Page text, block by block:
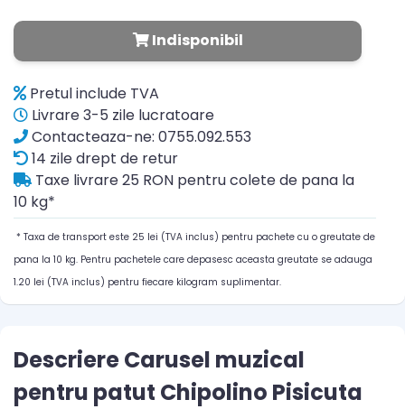
Indisponibil
Pretul include TVA
Livrare 3-5 zile lucratoare
Contacteaza-ne: 0755.092.553
14 zile drept de retur
Taxe livrare 25 RON pentru colete de pana la
10 kg*
* Taxa de transport este 25 lei (TVA inclus) pentru pachete cu o greutate de
pana la 10 kg. Pentru pachetele care depasesc aceasta greutate se adauga
1.20 lei (TVA inclus) pentru fiecare kilogram suplimentar.
Descriere Carusel muzical
pentru patut Chipolino Pisicuta